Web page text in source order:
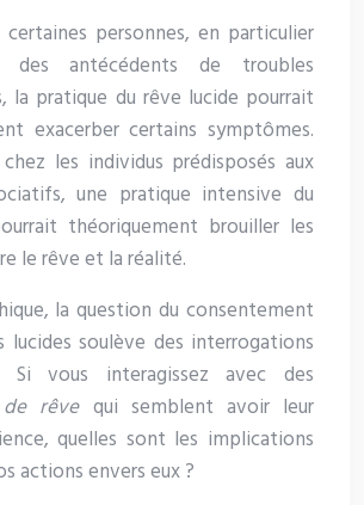
personnes, en particulier
des antécédents de troubles
la pratique du rêve lucide pourrait
exacerber certains symptômes.
les individus prédisposés aux
une pratique intensive du
théoriquement brouiller les
le rêve et la réalité.
la question du consentement
lucides soulève des interrogations
Si vous interagissez avec des
de rêve qui semblent avoir leur
quelles sont les implications
actions envers eux ?